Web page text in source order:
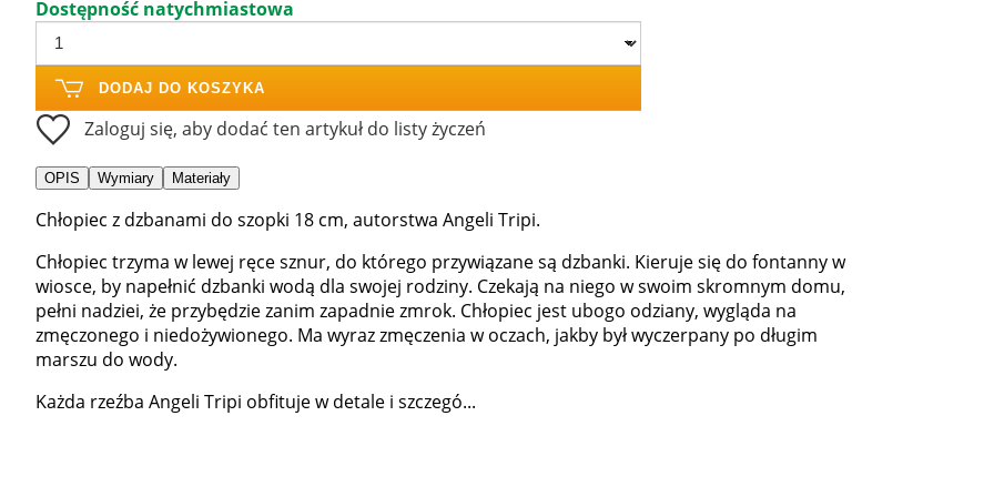
Dostępność natychmiastowa
DODAJ DO KOSZYKA
Zaloguj się, aby dodać ten artykuł do listy życzeń
OPIS Wymiary Materiały
Chłopiec z dzbanami do szopki 18 cm, autorstwa Angeli Tripi.
Chłopiec trzyma w lewej ręce sznur, do którego przywiązane są dzbanki. Kieruje się do fontanny w
wiosce, by napełnić dzbanki wodą dla swojej rodziny. Czekają na niego w swoim skromnym domu,
pełni nadziei, że przybędzie zanim zapadnie zmrok. Chłopiec jest ubogo odziany, wygląda na
zmęczonego i niedożywionego. Ma wyraz zmęczenia w oczach, jakby był wyczerpany po długim
marszu do wody.
Każda rzeźba Angeli Tripi obfituje w detale i szczegó...